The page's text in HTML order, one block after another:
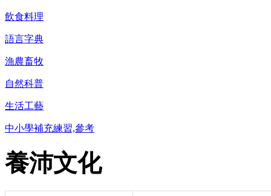
飲食料理
語言字典
漁農畜牧
自然科普
生活工藝
中小學補充練習,參考
養沛文化